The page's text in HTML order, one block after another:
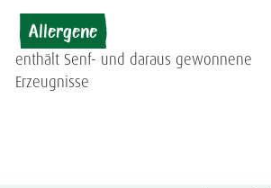
Allergene
enthält Senf- und daraus gewonnene
Erzeugnisse